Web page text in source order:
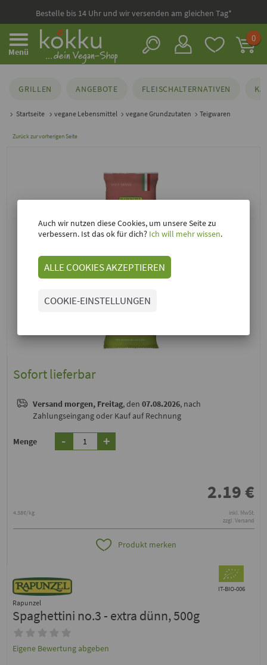
Bestelle bis 14 Uhr und wir versenden am gleichen Tag*
Menü
0
GRILLEN ANGEBOTE FLEISCHALTERNATIVEN
Startseite vegane Lebensmittel vegane Grundzutaten Teigwaren
Zurück zur vorherigen Seite
Sofort lieferbar
Versand morgen, Freitag, den07.08.2026, nach
Zahlungseingang oder Kauf auf Rechnung
Menge - +
2.19€
4.38€/kg
inkl. MwSt.
zzgl. Versand
Produkt merken
IT-BIO-006
Rapunzel
Spaghettini no.3 - extra dünn, 500g
Eigene Bewertung abgeben
Auch wir nutzen diese Cookies, um unsere Seite zu
verbessern. Ist das ok für dich? Ich will mehr wissen.
ALLE COOKIES AKZEPTIEREN
COOKIE-EINSTELLUNGEN